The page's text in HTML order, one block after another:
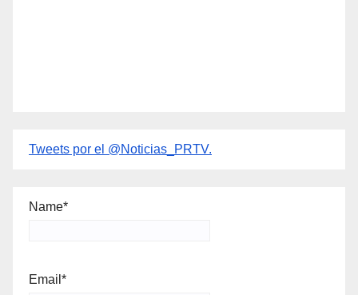
Tweets por el @Noticias_PRTV.
Name*
Email*